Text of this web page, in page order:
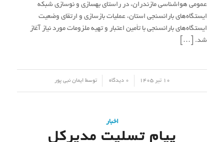
عمومی هواشناسی مازندران، در راستای بهسازی و نوسازی شبکه
ایستگاه‌های بارانسنجی استان، عملیات بازسازی و ارتقای وضعیت
ایستگاه‌های بارانسنجی با تأمین اعتبار و تهیه ملزومات مورد نیاز آغاز
شد. […]
10 تیر 1405
/ 0 دیدگاه توسط ایمان نبی پور
اخبار
پیام تسلیت مدیرکل